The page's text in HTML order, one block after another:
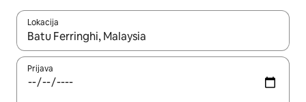
Lokacija
Kad su rezultati dostupni, možete da se krećete kroz njih
Prijava